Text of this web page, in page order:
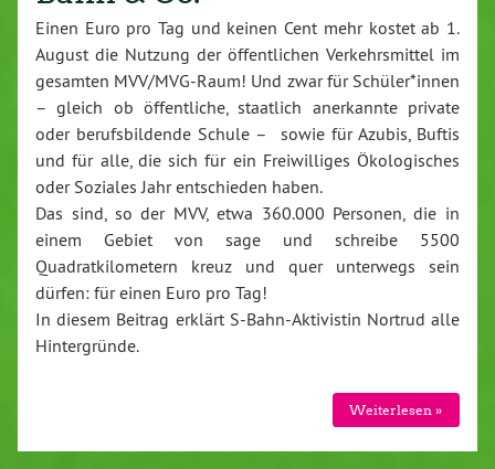
Einen Euro pro Tag und keinen Cent mehr kostet ab 1.
August die Nutzung der öffentlichen Verkehrsmittel im
gesamten MVV/MVG-Raum! Und zwar für Schüler*innen
– gleich ob öffentliche, staatlich anerkannte private
oder berufsbildende Schule – sowie für Azubis, Buftis
und für alle, die sich für ein Freiwilliges Ökologisches
oder Soziales Jahr entschieden haben.
Das sind, so der MVV, etwa 360.000 Personen, die in
einem Gebiet von sage und schreibe 5500
Quadratkilometern kreuz und quer unterwegs sein
dürfen: für einen Euro pro Tag!
In diesem Beitrag erklärt S-Bahn-Aktivistin Nortrud alle
Hintergründe.
Weiterlesen »